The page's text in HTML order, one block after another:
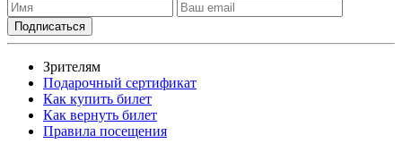
Зрителям
Подарочный сертификат
Как купить билет
Как вернуть билет
Правила посещения